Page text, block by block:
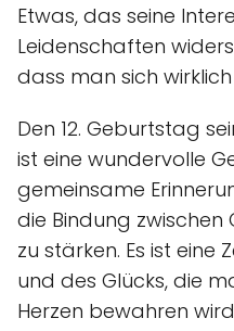
Etwas, das seine
Leidenschaften
dass man sich
Den 12. Geburtstag
ist eine wundervolle
gemeinsame
die Bindung zwischen
zu stärken. Es ist eine
und des Glücks, die
Herzen bewahren